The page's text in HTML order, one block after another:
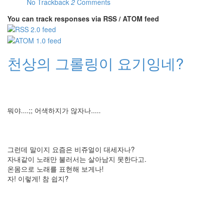
You can track responses via RSS / ATOM feed
천상의 그롤링이 요기잉네?
뭐야....;; 어색하지가 않자나.....
그런데 말이지 요즘은 비쥬얼이 대세자나?
자내같이 노래만 불러서는 살아남지 못한다고.
온몸으로 노래를 표현해 보게나!
자! 이렇게! 참 쉽지?